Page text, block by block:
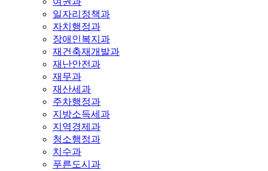
일자리정책과
자치행정과
장애인복지과
재건축재개발과
재난안전과
재무과
재산세과
주차행정과
지방소득세과
지역경제과
청소행정과
치수과
푸른도시과